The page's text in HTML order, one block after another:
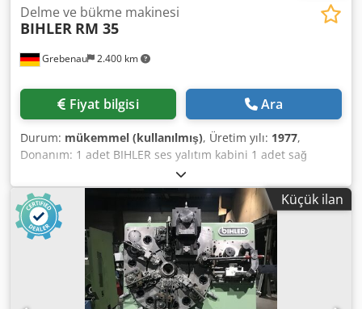
Grebenau 2.400 km
Delme ve bükme makinesi
BIHLER RM 35
Fiyat bilgisi Ara
Durum: mükemmel (kullanılmış), Üretim yılı: 1977,
Donanım: 1 adet BIHLER ses yalıtım kabini 1 adet sağ
pense besleme 1 adet eksantrik pres 70 kN 4 adet standart
kayar ünite 1 adet dar kayar ünite Çalışma alanı: Tel
kalınlığı aralığı: 0,5 - 3,5 mm Bant genişliği: 32 mm'ye kadar
Dcjdpsfzr Aqsfx Agnsk Besleme uzunluğu: 170 mm'ye
kadar Kapasite: 250/dk'ya kadar.
Küçük ilan